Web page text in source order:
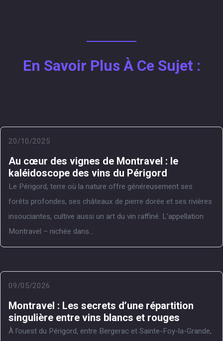
En Savoir Plus À Ce Sujet :
20/10/2025
Au cœur des vignes de Montravel : le
kaléidoscope des vins du Périgord
Le Périgord, terre où la nature offre généreusement ses
forêts profondes, ses châteaux de pierre dorée et ses rivières
insouciantes, cultive aussi un art du vin raffiné. L’appellation
Montravel – nichée dans...
09/05/2026
Montravel : Les secrets d’une répartition
singulière entre vins blancs et rouges
À l’ouest du Périgord, entre Bergerac et Sainte-Foy-la-Grande,